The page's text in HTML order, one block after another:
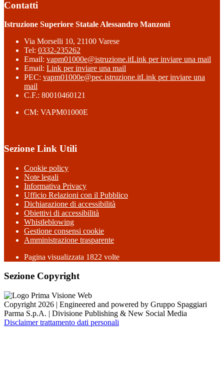
Contatti
Istruzione Superiore Statale Alessandro Manzoni
Via Morselli 10, 21100 Varese
Tel: 0332-235262
Email: vapm01000e@istruzione.itLink per inviare una mail
Email: Link per inviare una mail
PEC: vapm01000e@pec.istruzione.itLink per inviare una
mail
C.F.: 80010460121
CM: VAPM01000E
Sezione Link Utili
Cookie policy
Note legali
Informativa Privacy
Ufficio Relazioni con il Pubblico
Dichiarazione di accessibilità
Obiettivi di accessibilità
Whistleblowing
Gestione consensi cookie
Amministrazione trasparente
Pagina visualizzata 1822 volte
Sezione Copyright
Copyright 2026 | Engineered and powered by Gruppo Spaggiari
Parma S.p.A. | Divisione Publishing & New Social Media
Disclaimer trattamento dati personali